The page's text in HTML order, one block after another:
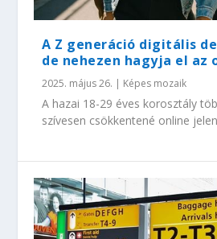
A Z generáció digitális
de nehezen hagyja el az
2025. május 26. | Képes mozaik
A hazai 18-29 éves korosztály
szívesen csökkentené online